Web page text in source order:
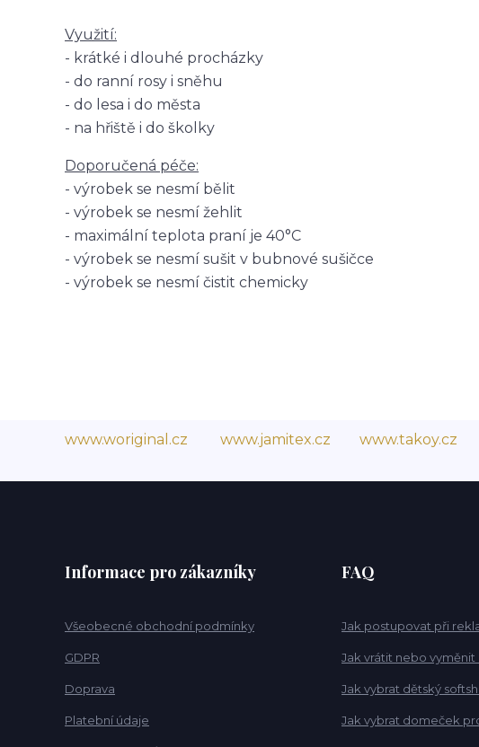
Využití:
- krátké i dlouhé procházky
- do ranní rosy i sněhu
- do lesa i do města
- na hřiště i do školky
Doporučená péče:
- výrobek se nesmí bělit
- výrobek se nesmí žehlit
- maximální teplota praní je 40°C
- výrobek se nesmí sušit v bubnové sušičce
- výrobek se nesmí čistit chemicky
www.woriginal.cz www.jamitex.cz www.takoy.cz
Informace pro zákazníky
Všeobecné obchodní podmínky
GDPR
Doprava
Platební údaje
FAQ
Jak postupovat při
Jak vrátit nebo vyměnit
Jak vybrat dětský
Jak vybrat domeček